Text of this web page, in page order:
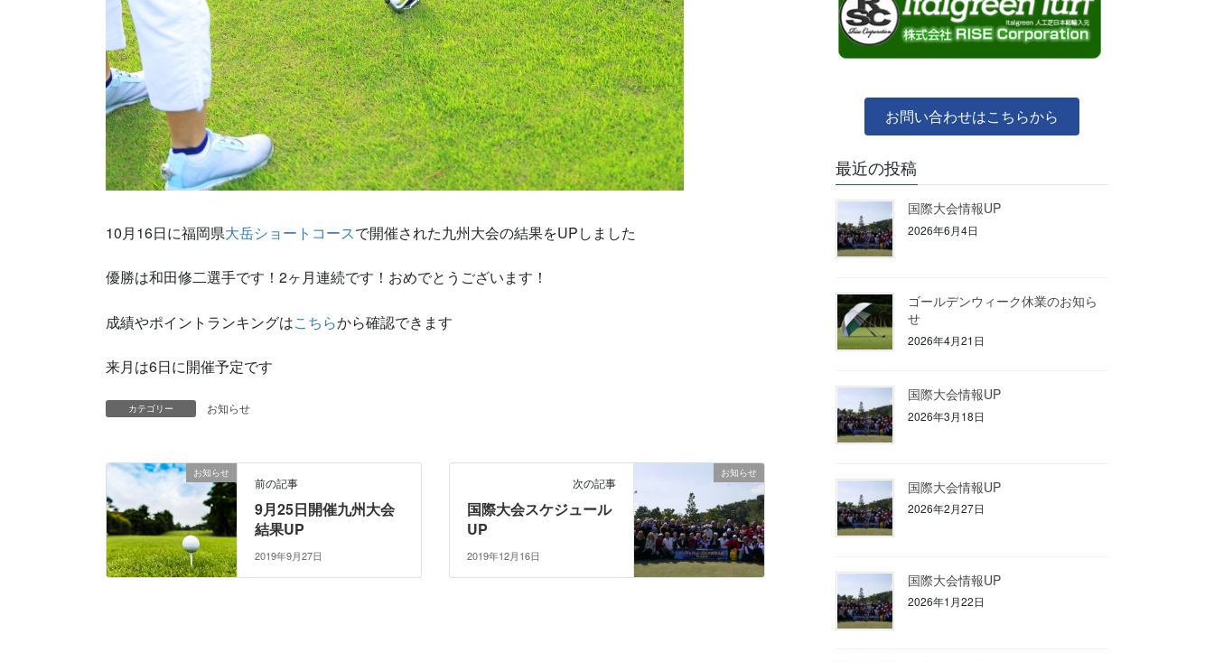
10月16日に福岡県大岳ショートコースで開催された九州大会の結果をUPしました
優勝は和田修二選手です！2ヶ月連続です！おめでとうございます！
成績やポイントランキングはこちらから確認できます
来月は6日に開催予定です
カテゴリー お知らせ
お知らせ
前の記事
9月25日開催九州大会
結果UP
2019年9月27日
お知らせ
次の記事
国際大会スケジュール
UP
2019年12月16日
お問い合わせはこちらから
最近の投稿
国際大会情報UP
2026年6月4日
ゴールデンウィーク休業のお知ら
せ
2026年4月21日
国際大会情報UP
2026年3月18日
国際大会情報UP
2026年2月27日
国際大会情報UP
2026年1月22日